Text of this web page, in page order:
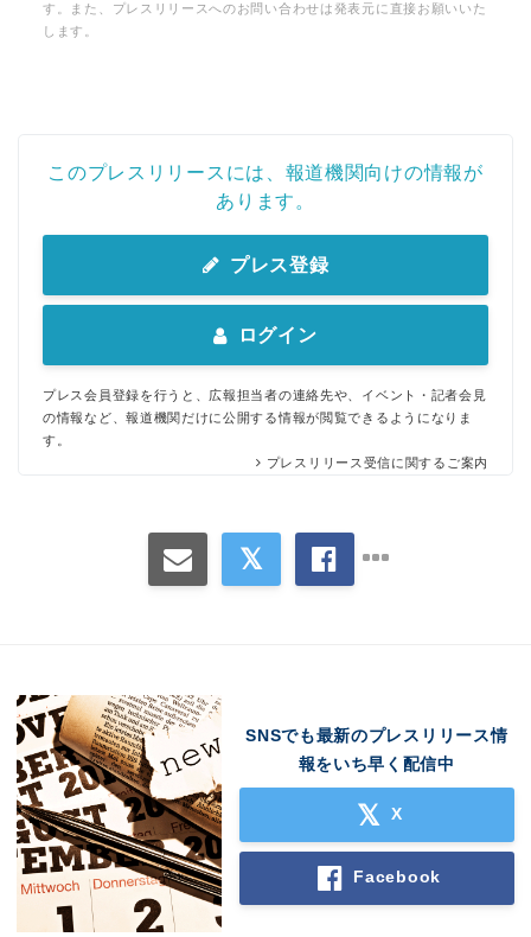
す。また、プレスリリースへのお問い合わせは発表元に直接お願いいた
します。
このプレスリリースには、報道機関向けの情報が
あります。
プレス登録
ログイン
プレス会員登録を行うと、広報担当者の連絡先や、イベント・記者会見
の情報など、報道機関だけに公開する情報が閲覧できるようになりま
す。
プレスリリース受信に関するご案内
SNSでも最新のプレスリリース情
報をいち早く配信中
X
Facebook